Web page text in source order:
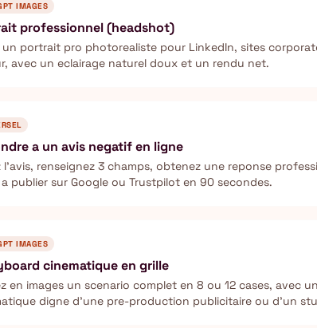
IMAGES
professionnel (headshot)
un portrait pro photorealiste pour LinkedIn, sites
avec un eclairage naturel doux et un rendu net.
a un avis negatif en ligne
l'avis, renseignez 3 champs, obtenez une reponse
publier sur Google ou Trustpilot en 90 secondes.
IMAGES
cinematique en grille
en images un scenario complet en 8 ou 12 cases, avec
digne d'une pre-production publicitaire ou d'un